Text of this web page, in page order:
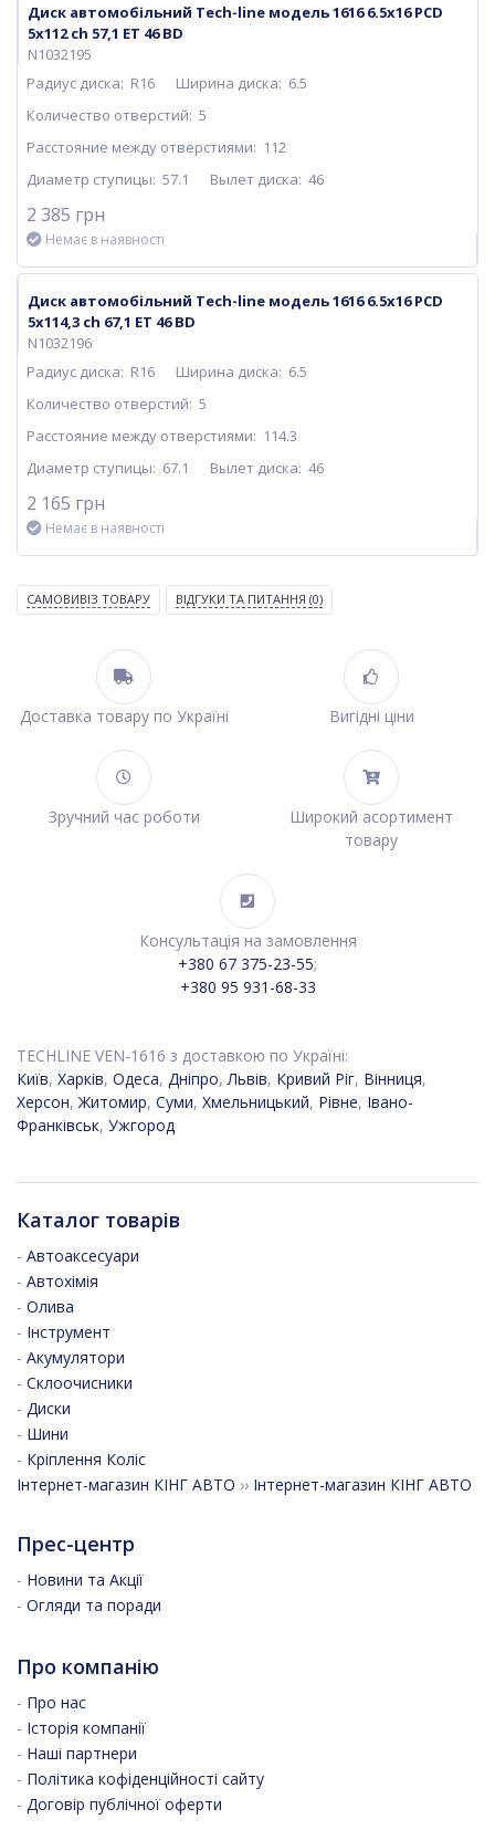
Диск автомобільний Tech-line модель 1616 6.5х16 PCD
5x112 ch 57,1 ET 46 BD
N1032195
Радиус диска: R16 Ширина диска: 6.5
Количество отверстий: 5
Расстояние между отверстиями: 112
Диаметр ступицы: 57.1 Вылет диска: 46
2 385 грн
Немає в наявності
Диск автомобільний Tech-line модель 1616 6.5х16 PCD
5x114,3 ch 67,1 ET 46 BD
N1032196
Радиус диска: R16 Ширина диска: 6.5
Количество отверстий: 5
Расстояние между отверстиями: 114.3
Диаметр ступицы: 67.1 Вылет диска: 46
2 165 грн
Немає в наявності
САМОВИВІЗ ТОВАРУ ВІДГУКИ ТА ПИТАННЯ (0)
Доставка товару по Україні Вигідні ціни
Зручний час роботи
Широкий асортимент
товару
Консультація на замовлення
+380 67 375-23-55;
+380 95 931-68-33
TECHLINE VEN-1616 з доставкою по Україні:
Київ, Харків, Одеса, Дніпро,Львів, Кривий Ріг, Вінниця,
Херсон,Житомир, Суми, Хмельницький, Рівне, Івано-
Франківськ, Ужгород
Каталог товарів
- Автоаксесуари
- Автохімія
- Олива
- Інструмент
- Акумулятори
- Склоочисники
- Диски
- Шини
- Кріплення Коліс
Інтернет-магазин КІНГ АВТО ›› Інтернет-магазин КІНГ АВТО
Прес-центр
- Новини та Акції
- Огляди та поради
Про компанію
- Про нас
- Історія компанії
- Наші партнери
- Політика кофіденційності сайту
- Договір публічної оферти